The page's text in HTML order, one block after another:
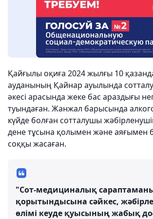
Қайғылы оқиға 2024 жылғы 10
ауданының Қайнар ауылында
әкесі арасында жеке бас араздығы
туындаған. Жанжал барысында
күйде болған сотталушы
дене тұсына қолымен және аяғымен
соққы жасаған.
"Сот-медициналық
қорытындысына сәйкес,
өлімі кеуде қуысының жабық